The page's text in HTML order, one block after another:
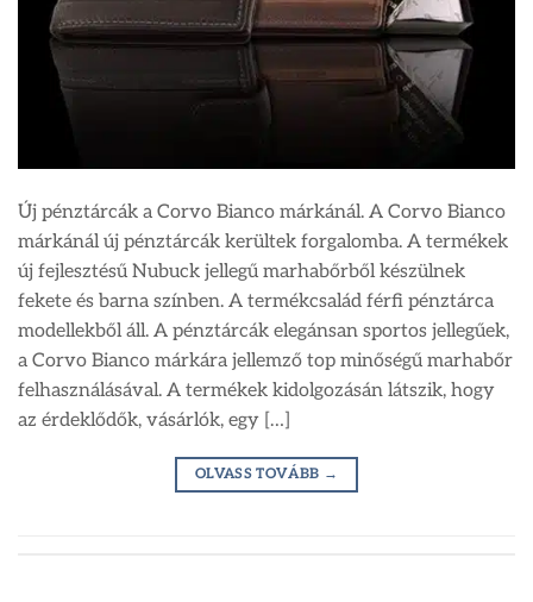
Új pénztárcák a Corvo Bianco márkánál. A Corvo Bianco
márkánál új pénztárcák kerültek forgalomba. A termékek
új fejlesztésű Nubuck jellegű marhabőrből készülnek
fekete és barna színben. A termékcsalád férfi pénztárca
modellekből áll. A pénztárcák elegánsan sportos jellegűek,
a Corvo Bianco márkára jellemző top minőségű marhabőr
felhasználásával. A termékek kidolgozásán látszik, hogy
az érdeklődők, vásárlók, egy […]
OLVASS TOVÁBB →